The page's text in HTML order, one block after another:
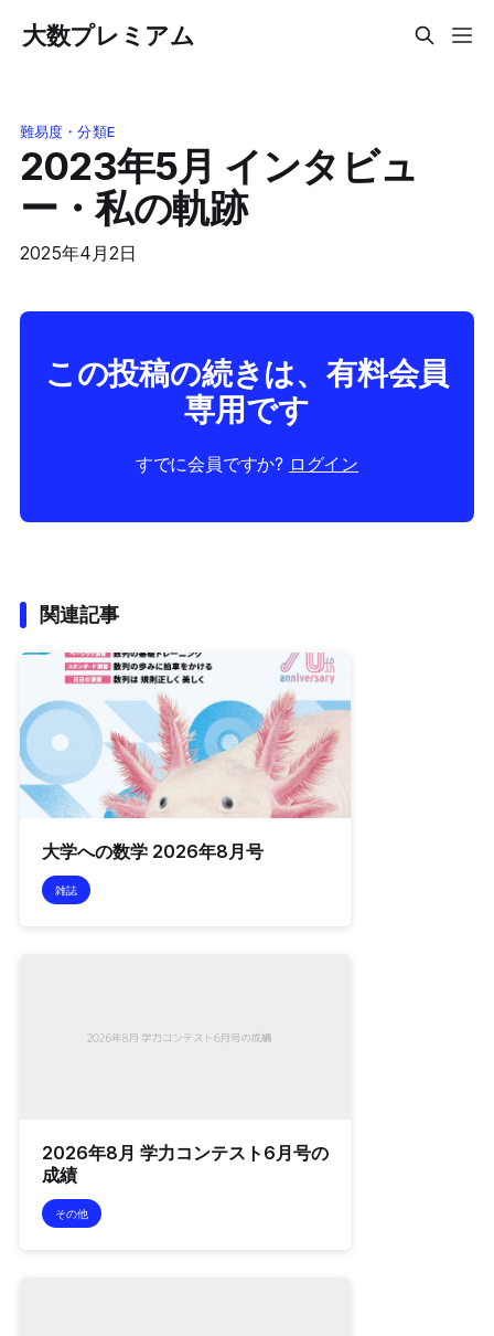
大数プレミアム
難易度・分類E
2023年5月 インタビュ
ー・私の軌跡
2025年4月2日
この投稿の続きは、有料会員
専用です
すでに会員ですか? ログイン
関連記事
大学への数学 2026年8月号
雑誌
2026年8月 学力コンテスト6月号の
成績
その他